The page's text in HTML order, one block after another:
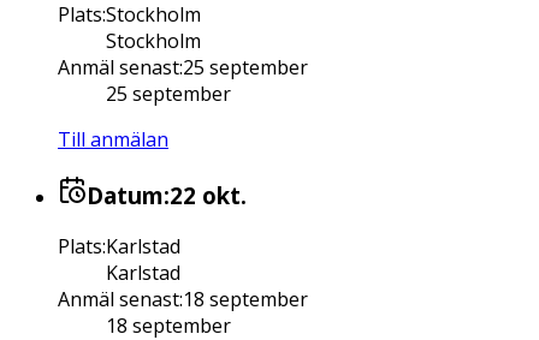
Plats:Stockholm
Stockholm
Anmäl senast:25 september
25 september
Till anmälan
Datum:22 okt.
Plats:Karlstad
Karlstad
Anmäl senast:18 september
18 september